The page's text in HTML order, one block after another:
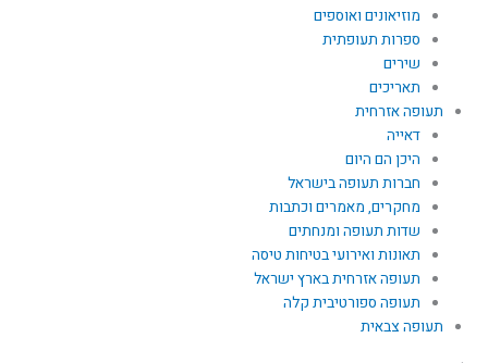
מוזיאונים ואוספים
ספרות תעופתית
שירים
תאריכים
תעופה אזרחית
דאייה
היכן הם היום
חברות תעופה בישראל
מחקרים, מאמרים וכתבות
שדות תעופה ומנחתים
תאונות ואירועי בטיחות טיסה
תעופה אזרחית בארץ ישראל
תעופה ספורטיבית קלה
תעופה צבאית